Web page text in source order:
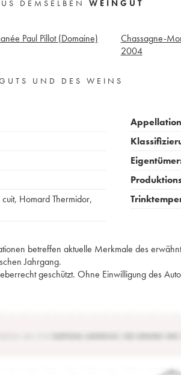
DEMSELBEN WEINGUT
Paul Pillot (Domaine)
Chassagne-
2004
UND DES WEINS
, Homard Thermidor,
betreffen aktuelle Merkmale des
Jahrgang.
geschützt. Ohne Einwilligung des